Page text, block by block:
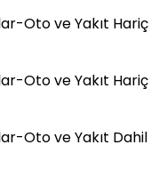
Oto ve Yakıt Hariç
Oto ve Yakıt Hariç
Oto ve Yakıt Dahil